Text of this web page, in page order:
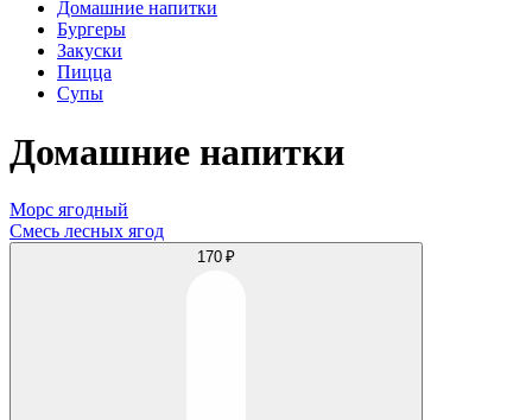
Домашние напитки
Бургеры
Закуски
Пицца
Супы
Домашние напитки
Морс ягодный
Смесь лесных ягод
170 ₽